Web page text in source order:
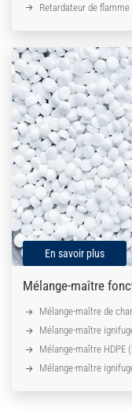
Retardateur de flamme
En savoir plus
Mélange-maître
Mélange-maître de
Mélange-maître
Mélange-maître HDPE
Mélange-maître